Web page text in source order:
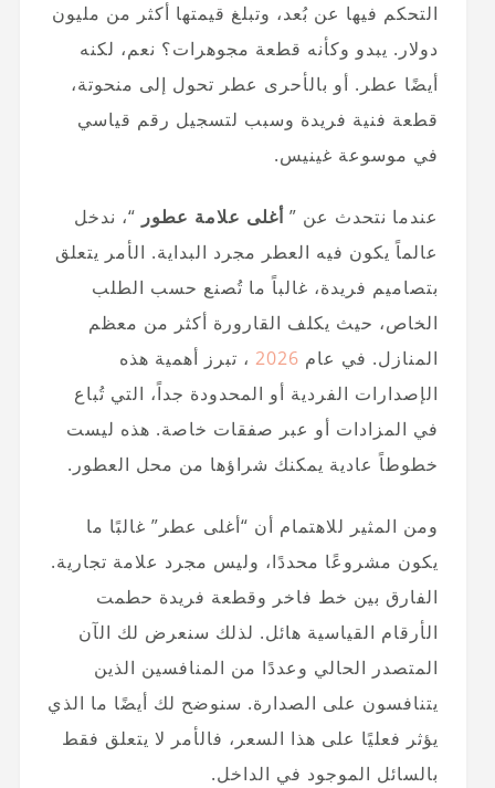
التحكم فيها عن بُعد، وتبلغ قيمتها أكثر من مليون
دولار. يبدو وكأنه قطعة مجوهرات؟ نعم، لكنه
أيضًا عطر. أو بالأحرى عطر تحول إلى منحوتة،
قطعة فنية فريدة وسبب لتسجيل رقم قياسي
في موسوعة غينيس.
عندما نتحدث عن ” أغلى علامة عطور “، ندخل
عالماً يكون فيه العطر مجرد البداية. الأمر يتعلق
بتصاميم فريدة، غالباً ما تُصنع حسب الطلب
الخاص، حيث يكلف القارورة أكثر من معظم
المنازل. في عام 2026، تبرز أهمية هذه
الإصدارات الفردية أو المحدودة جداً، التي تُباع
في المزادات أو عبر صفقات خاصة. هذه ليست
خطوطاً عادية يمكنك شراؤها من محل العطور.
ومن المثير للاهتمام أن “أغلى عطر” غالبًا ما
يكون مشروعًا محددًا، وليس مجرد علامة تجارية.
الفارق بين خط فاخر وقطعة فريدة حطمت
الأرقام القياسية هائل. لذلك سنعرض لك الآن
المتصدر الحالي وعددًا من المنافسين الذين
يتنافسون على الصدارة. سنوضح لك أيضًا ما الذي
يؤثر فعليًا على هذا السعر، فالأمر لا يتعلق فقط
بالسائل الموجود في الداخل.